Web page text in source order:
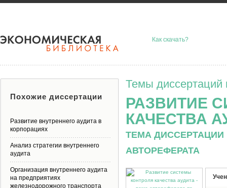
Как скачать?
Темы диссертаций
РАЗВИТИЕ
КАЧЕСТВА
ТЕМА
АВТОРЕФЕРАТА
Похожие диссертации
Развитие внутреннего аудита в
корпорациях
Анализ стратегии внутреннего
аудита
Организация внутреннего аудита
на предприятиях
железнодорожного транспорта